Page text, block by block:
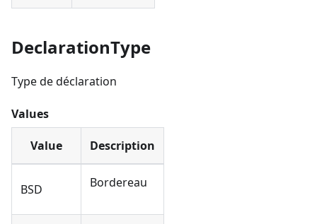
DeclarationType
Type de déclaration
Values
Value Description
BSD Bordereau